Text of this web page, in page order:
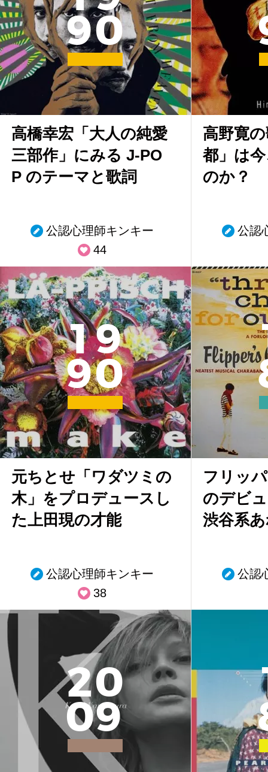
90
高橋幸宏「大人の純愛
三部作」にみる J-PO
P のテーマと歌詞
公認心理師キンキー
44
高野寛
都」は
のか？
公認
19
90
元ちとせ「ワダツミの
木」をプロデュースし
た上田現の才能
公認心理師キンキー
38
フリッ
のデビ
渋谷系
公認
20
09